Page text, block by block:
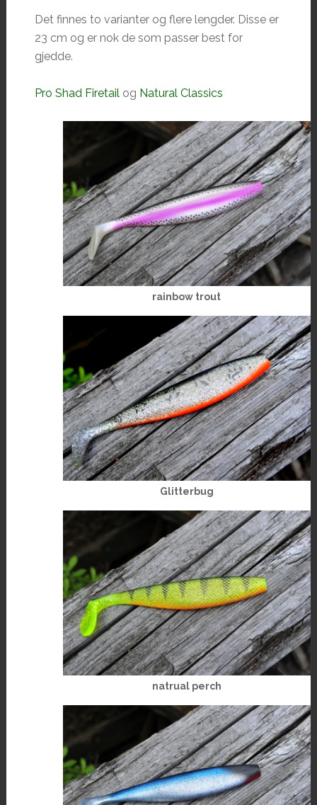
Det finnes to varianter og flere lengder. Disse er
23 cm og er nok de som passer best for
gjedde.
Pro Shad Firetail og Natural Classics
rainbow trout
Glitterbug
natrual perch